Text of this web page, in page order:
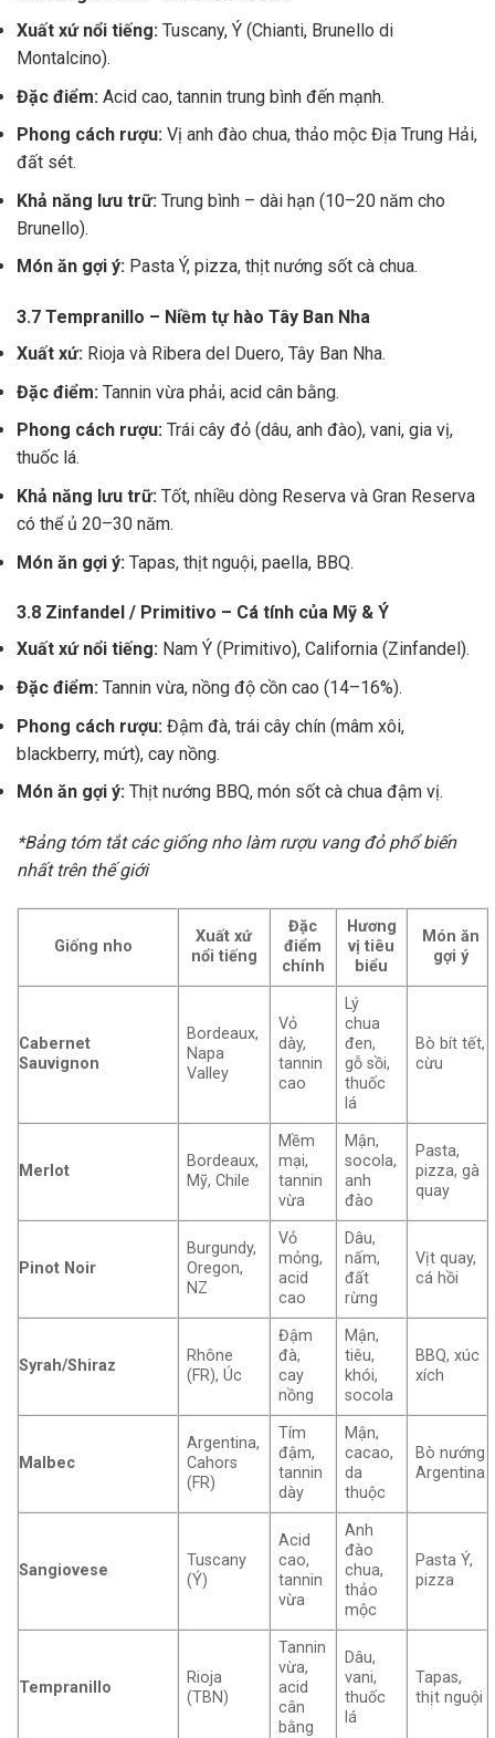
Xuất xứ nổi tiếng: Tuscany, Ý (Chianti, Brunello di
Montalcino).
Đặc điểm: Acid cao, tannin trung bình đến mạnh.
Phong cách rượu: Vị anh đào chua, thảo mộc Địa Trung Hải,
đất sét.
Khả năng lưu trữ: Trung bình – dài hạn (10–20 năm cho
Brunello).
Món ăn gợi ý: Pasta Ý, pizza, thịt nướng sốt cà chua.
3.7 Tempranillo – Niềm tự hào Tây Ban Nha
Xuất xứ: Rioja và Ribera del Duero, Tây Ban Nha.
Đặc điểm: Tannin vừa phải, acid cân bằng.
Phong cách rượu: Trái cây đỏ (dâu, anh đào), vani, gia vị,
thuốc lá.
Khả năng lưu trữ: Tốt, nhiều dòng Reserva và Gran Reserva
có thể ủ 20–30 năm.
Món ăn gợi ý: Tapas, thịt nguội, paella, BBQ.
3.8 Zinfandel / Primitivo – Cá tính của Mỹ & Ý
Xuất xứ nổi tiếng: Nam Ý (Primitivo), California (Zinfandel).
Đặc điểm: Tannin vừa, nồng độ cồn cao (14–16%).
Phong cách rượu: Đậm đà, trái cây chín (mâm xôi,
blackberry, mứt), cay nồng.
Món ăn gợi ý: Thịt nướng BBQ, món sốt cà chua đậm vị.
*Bảng tóm tắt các giống nho làm rượu vang đỏ phổ biến
nhất trên thế giới
Giống nho
Xuất xứ
nổi tiếng
Đặc
điểm
chính
Hương
vị tiêu
biểu
Món ăn
gợi ý
Cabernet
Sauvignon
Bordeaux,
Napa
Valley
Vỏ
dày,
tannin
cao
Lý
chua
đen,
gỗ sồi,
thuốc
lá
Bò bít tết,
cừu
Merlot
Bordeaux,
Mỹ, Chile
Mềm
mại,
tannin
vừa
Mận,
socola,
anh
đào
Pasta,
pizza, gà
quay
Pinot Noir
Burgundy,
Oregon,
NZ
Vỏ
mỏng,
acid
cao
Dâu,
nấm,
đất
rừng
Vịt quay,
cá hồi
Syrah/Shiraz
Rhône
(FR), Úc
Đậm
đà,
cay
nồng
Mận,
tiêu,
khói,
socola
BBQ, xúc
xích
Malbec
Argentina,
Cahors
(FR)
Tím
đậm,
tannin
dày
Mận,
cacao,
da
thuộc
Bò nướng
Argentina
Sangiovese
Tuscany
(Ý)
Acid
cao,
tannin
vừa
Anh
đào
chua,
thảo
mộc
Pasta Ý,
pizza
Tempranillo
Rioja
(TBN)
Tannin
vừa,
acid
cân
bằng
Dâu,
vani,
thuốc
lá
Tapas,
thịt nguội